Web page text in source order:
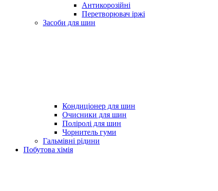
Антикорозійні
Перетворювач іржі
Засоби для шин
Кондиціонер для шин
Очисники для шин
Поліролі для шин
Чорнитель гуми
Гальмівні рідини
Побутова хімія